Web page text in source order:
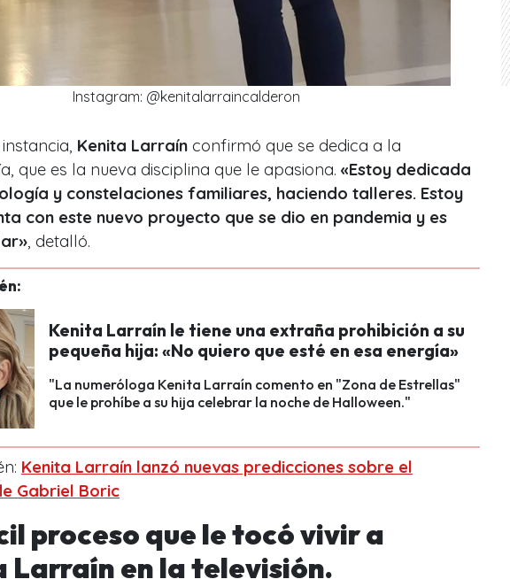
Instagram: @kenitalarraincalderon
Kenita Larraín confirmó que se dedica a la
que es la nueva disciplina que le apasiona. «Estoy dedicada
y constelaciones familiares, haciendo talleres. Estoy
con este nuevo proyecto que se dio en pandemia y es
, detalló.
Kenita Larraín le tiene una extraña prohibición a su
pequeña hija: «No quiero que esté en esa energía»
"La numeróloga Kenita Larraín comento en "Zona de Estrellas"
que le prohíbe a su hija celebrar la noche de Halloween."
Kenita Larraín lanzó nuevas predicciones sobre el
Gabriel Boric
proceso que le tocó vivir a
Larraín en la televisión.